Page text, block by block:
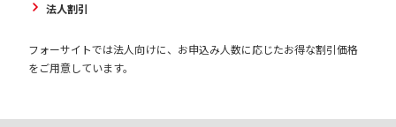
法人割引
フォーサイトでは法人向けに、お申込み人数に応じたお得な割引価格
をご用意しています。